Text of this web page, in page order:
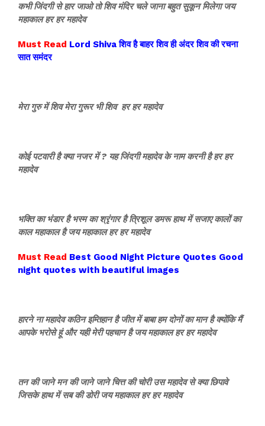
कभी जिंदगी से हार जाओ तो शिव मंदिर चले जाना बहुत सुकून मिलेगा जय
महाकाल हर हर महादेव
Must Read Lord Shiva शिव है बाहर शिव ही अंदर शिव की रचना
सात समंदर
मेरा गुरु में शिव मेरा गुरूर भी शिव हर हर महादेव
कोई पटवारी है क्या नजर में ? यह जिंदगी महादेव के नाम करनी है हर हर
महादेव
भक्ति का भंडार है भस्म का श्रृंगार है त्रिशूल डमरू हाथ में सजाए कालों का
काल महाकाल है जय महाकाल हर हर महादेव
Must Read Best Good Night Picture Quotes Good
night quotes with beautiful images
हारने ना महादेव कठिन इम्तिहान है जीत में बाबा हम दोनों का मान है क्योंकि मैं
आपके भरोसे हूं और यही मेरी पहचान है जय महाकाल हर हर महादेव
तन की जाने मन की जाने जाने चित्त की चोरी उस महादेव से क्या छिपावे
जिसके हाथ में सब की डोरी जय महाकाल हर हर महादेव